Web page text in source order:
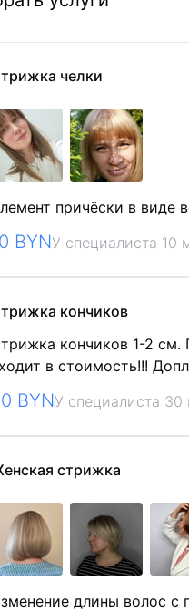
челки
причёски в виде
BYNУ специалиста 10
кончиков
кончиков 1-2 см.
в стоимость!!!
BYNУ специалиста 30
стрижка
длины волос